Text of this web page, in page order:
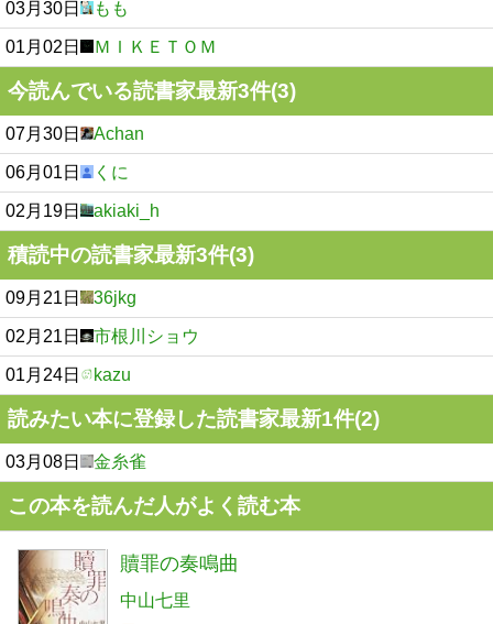
03月30日 もも
01月02日 ＭＩＫＥＴＯＭ
今読んでいる読書家最新3件(3)
07月30日 Achan
06月01日 くに
02月19日 akiaki_h
積読中の読書家最新3件(3)
09月21日 36jkg
02月21日 市根川ショウ
01月24日 kazu
読みたい本に登録した読書家最新1件(2)
03月08日 金糸雀
この本を読んだ人がよく読む本
贖罪の奏鳴曲
中山七里